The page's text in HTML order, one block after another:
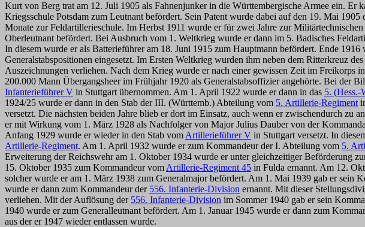
Kurt von Berg trat am 12. Juli 1905 als Fahnenjunker in die Württembergische Armee ein.
Kriegsschule Potsdam zum Leutnant befördert. Sein Patent wurde dabei auf den 19. Mai
Monate zur Feldartillerieschule. Im Herbst 1911 wurde er für zwei Jahre zur
Oberleutnant befördert. Bei Ausbruch vom 1. Weltkrieg wurde er dann im 5. Badisches
In diesem wurde er als Batterieführer am 18. Juni 1915 zum Hauptmann befördert. Ende
Generalstabspositionen eingesetzt. Im Ersten Weltkrieg wurden ihm neben dem Ritterkreuz
Auszeichnungen verliehen. Nach dem Krieg wurde er nach einer gewissen Zeit im Freikorps
200.000 Mann Übergangsheer im Frühjahr 1920 als Generalstabsoffizier angehörte. Bei der
Infanterieführer V in Stuttgart übernommen. Am 1. April 1922 wurde er dann in das 5. (Hess.-
1924/25 wurde er dann in den Stab der III. (Württemb.) Abteilung vom 5. Artillerie-Regiment
versetzt. Die nächsten beiden Jahre blieb er dort im Einsatz, auch wenn er zwischendurch
er mit Wirkung vom 1. März 1928 als Nachfolger von Major Julius Dauber von der
Anfang 1929 wurde er wieder in den Stab vom Artillerieführer V in Stuttgart versetzt. In
Artillerie-Regiment. Am 1. April 1932 wurde er zum Kommandeur der I. Abteilung vom 5.
Erweiterung der Reichswehr am 1. Oktober 1934 wurde er unter gleichzeitiger Beförderung
15. Oktober 1935 zum Kommandeur vom Artillerie-Regiment 45 in Fulda ernannt. Am 12.
solcher wurde er am 1. März 1938 zum Generalmajor befördert. Am 1. Mai 1939 gab er
wurde er dann zum Kommandeur der 556. Infanterie-Division ernannt. Mit dieser
verliehen. Mit der Auflösung der 556. Infanterie-Division im Sommer 1940 gab er sein
1940 wurde er zum Generalleutnant befördert. Am 1. Januar 1945 wurde er dann zum
aus der er 1947 wieder entlassen wurde.